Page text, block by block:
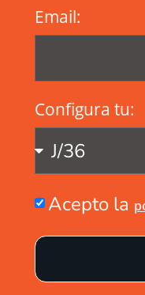
Email:
Configura tu:
Acepto la